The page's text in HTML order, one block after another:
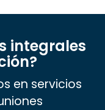
integrales
en servicios